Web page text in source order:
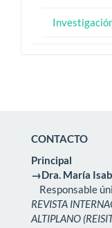
CONTACTO
Principal
→Dra. María
Responsable
REVISTA
ALTIPLANO